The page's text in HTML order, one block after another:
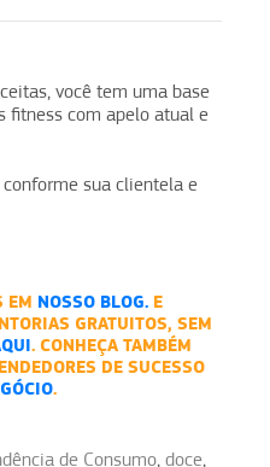
você tem uma base
fitness com apelo atual e
sua clientela e
EM NOSSO BLOG. E
GRATUITOS, SEM
. CONHEÇA TAMBÉM
DE SUCESSO
.
de Consumo, doce,